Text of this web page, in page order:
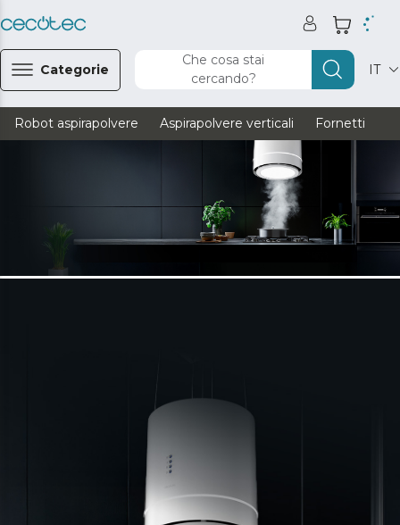
Categorie
Che cosa stai
cercando?
IT
Robot aspirapolvere Aspirapolvere verticali Fornetti